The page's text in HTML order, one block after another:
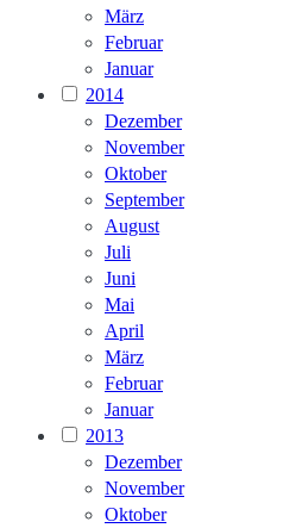
März
Februar
Januar
2014
Dezember
November
Oktober
September
August
Juli
Juni
Mai
April
März
Februar
Januar
2013
Dezember
November
Oktober